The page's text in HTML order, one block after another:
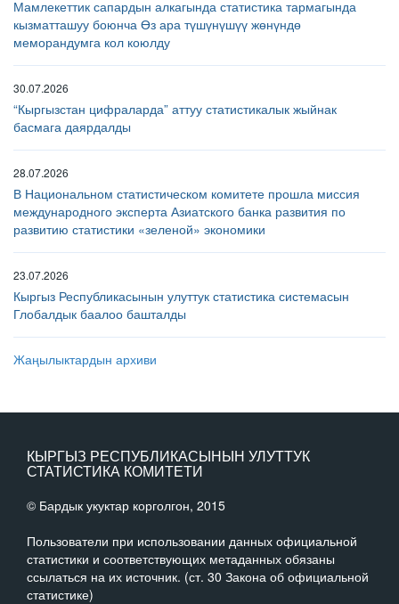
Мамлекеттик сапардын алкагында статистика тармагында
кызматташуу боюнча Өз ара түшүнүшүү жөнүндө
меморандумга кол коюлду
30.07.2026
“Кыргызстан цифраларда” аттуу статистикалык жыйнак
басмага даярдалды
28.07.2026
В Национальном статистическом комитете прошла миссия
международного эксперта Азиатского банка развития по
развитию статистики «зеленой» экономики
23.07.2026
Кыргыз Республикасынын улуттук статистика системасын
Глобалдык баалоо башталды
Жаңылыктардын архиви
КЫРГЫЗ РЕСПУБЛИКАСЫНЫН УЛУТТУК
СТАТИСТИКА КОМИТЕТИ
© Бардык укуктар корголгон, 2015
Пользователи при использовании данных официальной
статистики и соответствующих метаданных обязаны
ссылаться на их источник. (ст. 30 Закона об официальной
статистике)